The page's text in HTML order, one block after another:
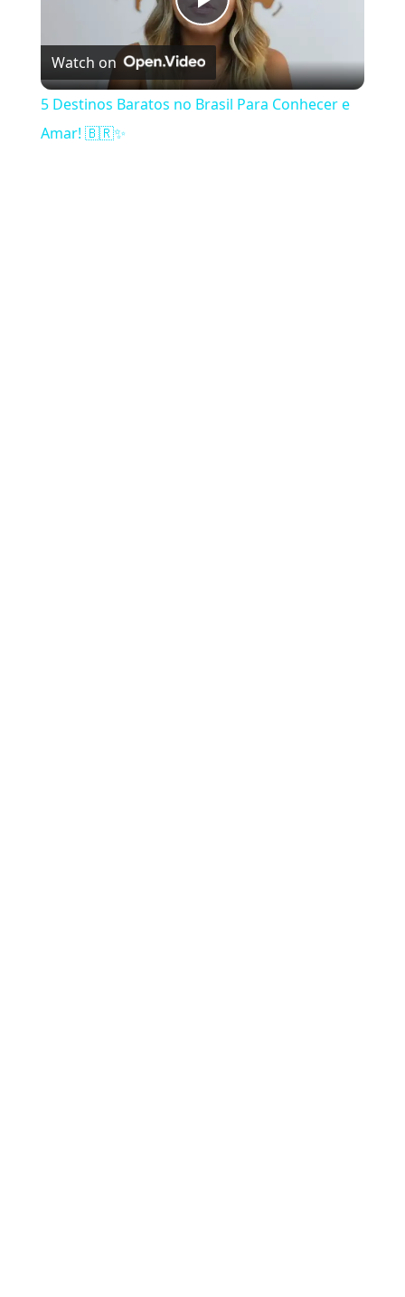
Play Video
Watch on
5 Destinos Baratos no Brasil Para Conhecer e
Amar! 🇧🇷✨